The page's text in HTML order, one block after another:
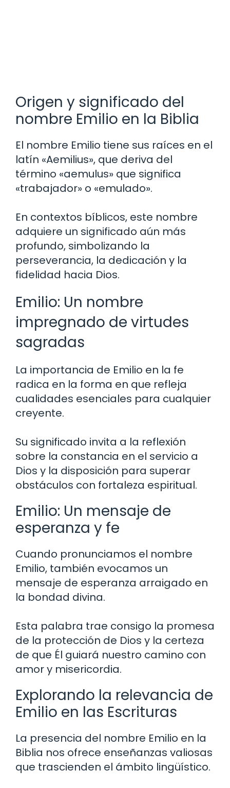
Origen y significado del
nombre Emilio en la Biblia
El nombre Emilio tiene sus raíces en el
latín «Aemilius», que deriva del
término «aemulus» que significa
«trabajador» o «emulado».
En contextos bíblicos, este nombre
adquiere un significado aún más
profundo, simbolizando la
perseverancia, la dedicación y la
fidelidad hacia Dios.
Emilio: Un nombre
impregnado de virtudes
sagradas
La importancia de Emilio en la fe
radica en la forma en que refleja
cualidades esenciales para cualquier
creyente.
Su significado invita a la reflexión
sobre la constancia en el servicio a
Dios y la disposición para superar
obstáculos con fortaleza espiritual.
Emilio: Un mensaje de
esperanza y fe
Cuando pronunciamos el nombre
Emilio, también evocamos un
mensaje de esperanza arraigado en
la bondad divina.
Esta palabra trae consigo la promesa
de la protección de Dios y la certeza
de que Él guiará nuestro camino con
amor y misericordia.
Explorando la relevancia de
Emilio en las Escrituras
La presencia del nombre Emilio en la
Biblia nos ofrece enseñanzas valiosas
que trascienden el ámbito lingüístico.